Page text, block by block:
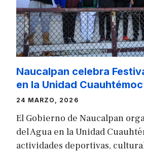
Naucalpan celebra
en la Unidad Cuauhtémoc
24 MARZO, 2026
El Gobierno de Naucalpan
del Agua en la Unidad
actividades deportivas,